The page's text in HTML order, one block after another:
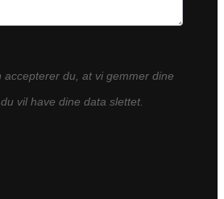
accepterer du, at vi gemmer dine
vil have dine data slettet.